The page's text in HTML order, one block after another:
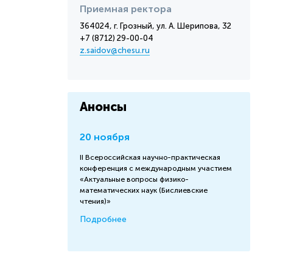
Приемная ректора
364024, г. Грозный, ул. А. Шерипова, 32
+7 (8712) 29-00-04
z.saidov@chesu.ru
Анонсы
20 ноября
II Всероссийская научно-практическая
конференция с международным участием
«Актуальные вопросы физико-
математических наук (Бислиевские
чтения)»
Подробнее